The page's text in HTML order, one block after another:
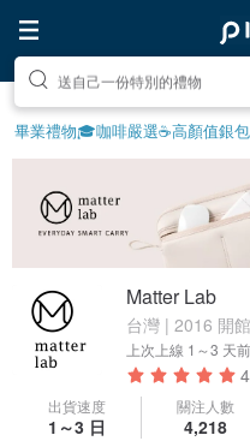
享受療癒的放鬆生活
畢業禮物🎓咖啡嚴選☕️高顏值銀
Matter Lab
台灣 | 2016 開館
上次上線 1～3 天前
出貨速度
1～3 日
關注人數
4,218